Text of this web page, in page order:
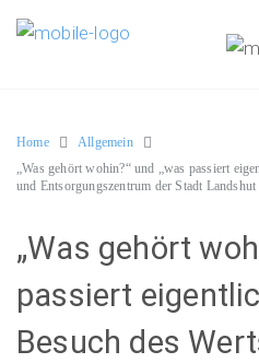
Home
Allgemein
„Was gehört wohin?“ und „was passiert
und Entsorgungszentrum der Stadt
„Was gehört
passiert
Besuch des